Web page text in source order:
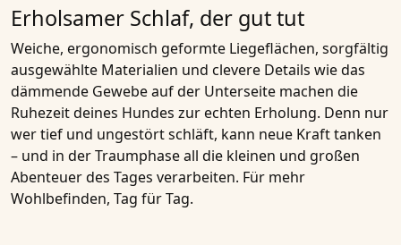
Erholsamer Schlaf, der gut tut
Weiche, ergonomisch geformte Liegeflächen, sorgfältig
ausgewählte Materialien und clevere Details wie das
dämmende Gewebe auf der Unterseite machen die
Ruhezeit deines Hundes zur echten Erholung. Denn nur
wer tief und ungestört schläft, kann neue Kraft tanken
– und in der Traumphase all die kleinen und großen
Abenteuer des Tages verarbeiten. Für mehr
Wohlbefinden, Tag für Tag.